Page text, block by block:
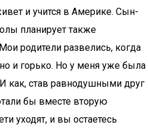
и учится в Америке. Сын-
планирует также
родители развелись, когда
и горько. Но у меня уже была
как, став равнодушными друг
бы вместе вторую
уходят, и вы остаетесь